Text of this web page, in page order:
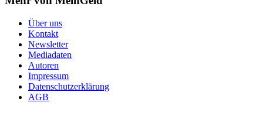
Über uns
Kontakt
Newsletter
Mediadaten
Autoren
Impressum
Datenschutzerklärung
AGB